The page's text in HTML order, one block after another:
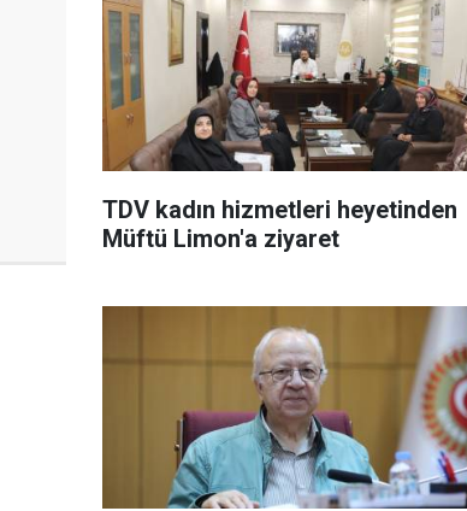
TDV kadın hizmetleri heyetinden
Müftü Limon'a ziyaret